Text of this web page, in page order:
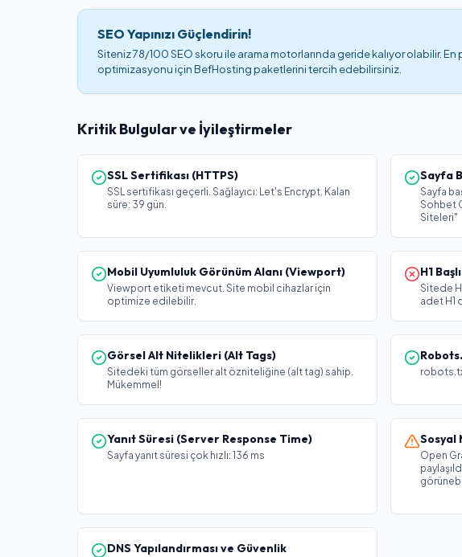
SEO Yapınızı Güçlendirin!
Siteniz 78/100 SEO skoru ile arama motorlarında geride kalıyor olabilir. En
optimizasyonu için BefHosting paketlerini tercih edebilirsiniz.
Kritik Bulgular ve İyileştirmeler
SSL Sertifikası (HTTPS)
SSL sertifikası geçerli. Sağlayıcı: Let's Encrypt. Kalan
süre: 39 gün.
Sayfa
Sayfa
Sohbet
Siteleri"
Mobil Uyumluluk Görünüm Alanı (Viewport)
Viewport etiketi mevcut. Site mobil cihazlar için
optimize edilebilir.
H1
Sitede
adet H1
Görsel Alt Nitelikleri (Alt Tags)
Sitedeki tüm görseller alt özniteliğine (alt tag) sahip.
Mükemmel!
Yanıt Süresi (Server Response Time)
Sayfa yanıt süresi çok hızlı: 136 ms
Sosyal
Open
DNS Yapılandırması ve Güvenlik